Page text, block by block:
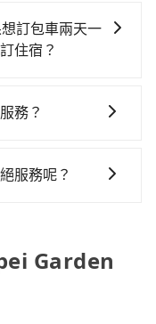
務，最多可再節省
令人詬病的就是車
留的垃圾或者撞
卻偏偏找不到停
靠的地點與你的
的最佳選擇。
就完成預約了，而
晚八點透過SMS
會收單，最遲如
福特Ford、福斯
Lexus、特斯拉
、20人座中巴、
訂包車兩天一
住宿？
上分開預定兩天
務？
服務呢？
日實際攜帶的行
嬰幼兒。 2) 孩童
您，為了保護孩
Garden